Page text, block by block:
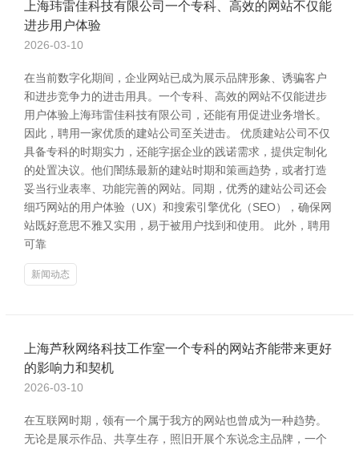
上海玮雷佳科技有限公司一个专科、高效的网站不仅能
进步用户体验
2026-03-10
在当前数字化期间，企业网站已成为展示品牌形象、诱骗客户
和进步竞争力的进击用具。一个专科、高效的网站不仅能进步
用户体验上海玮雷佳科技有限公司，还能有用促进业务增长。
因此，聘用一家优质的建站公司至关进击。 优质建站公司不仅
具备专科的时期实力，还能字据企业的践诺需求，提供定制化
的处置决议。他们闇练最新的建站时期和策画趋势，或者打造
妥当行业表率、功能完善的网站。同期，优秀的建站公司还会
细巧网站的用户体验（UX）和搜索引擎优化（SEO），确保网
站既好意思不雅又实用，易于被用户找到和使用。 此外，聘用
可靠
新闻动态
上海芦秋网络科技工作室一个专科的网站齐能带来更好
的影响力和契机
2026-03-10
在互联网时期，领有一个属于我方的网站也曾成为一种趋势。
无论是展示作品、共享生存，照旧开展个东说念主品牌，一个